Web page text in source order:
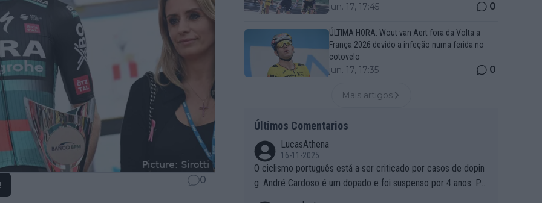
0
jun. 17, 17:45 0
ÚLTIMA HORA: Wout van Aert fora da Volta a
França 2026 devido a infeção numa ferida no
cotovelo
jun. 17, 17:35 0
Mais artigos
Últimos Comentarios
LucasAthena
16-11-2025
O ciclismo português está a ser criticado por casos de dopin
g. André Cardoso é um dopado e foi suspenso por 4 anos. Po